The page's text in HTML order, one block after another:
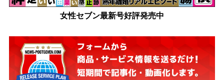
女性セブン最新号好評発売中